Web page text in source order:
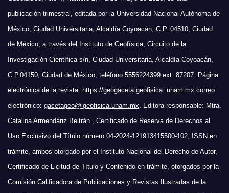
publicación trimestral, editada por la Universidad Nacional Autónoma de
México, Ciudad Universitaria, Alcaldía Coyoacán, C.P. 04510, Ciudad
de México, a través del Instituto de Geofísica, Circuito de la
Investigación Científica s/n, Ciudad Universitaria, Alcaldía Coyoacán,
C.P.04150, Ciudad de México, teléfono 5556224399 ext. 87207. Página
electrónica de la revista: https://geogaceta.geofisica. unam.mx correo
electrónico: gacetageo@igeofisica.unam.mx. Editora responsable: Mtra.
Catalina Armendáriz Beltrán , Certificado de Reserva de Derechos al
Uso Exclusivo del Título número 04-2024-121913415500-102, ISSN en
trámite, ambos otorgado por el Instituto Nacional del Derecho de Autor,
Certificado de Licitud de Título y Contenido en trámite, otorgados por la
Comisión Calificadora de Publicaciones y Revistas Ilustradas de la